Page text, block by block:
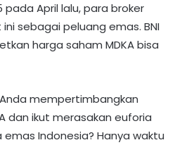
pada April lalu, para broker
sebagai peluang emas. BNI
harga saham MDKA bisa
mempertimbangkan
dan ikut merasakan euforia
Indonesia? Hanya waktu